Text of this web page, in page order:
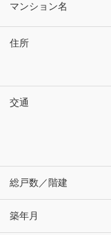
マンション名
住所
交通
総戸数／階建
築年月